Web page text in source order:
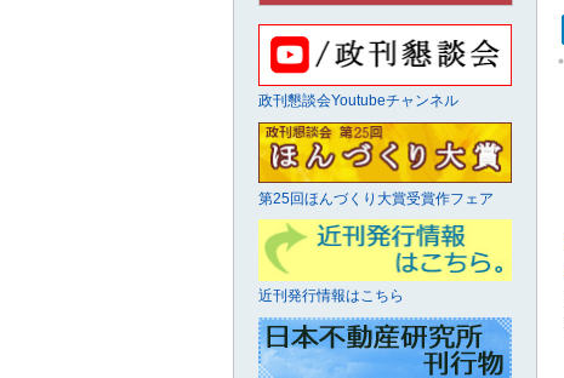
政刊懇談会Youtubeチャンネル
第25回ほんづくり大賞受賞作フェア
近刊発行情報はこちら